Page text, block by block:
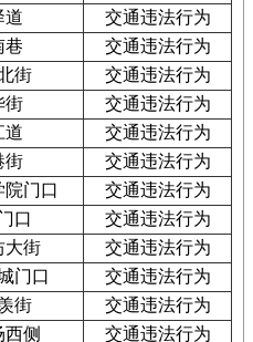
道
交通违法行为
巷
交通违法行为
街
交通违法行为
街
交通违法行为
道
交通违法行为
街
交通违法行为
门口
交通违法行为
口
交通违法行为
大街
交通违法行为
门口
交通违法行为
街
交通违法行为
侧
交通违法行为